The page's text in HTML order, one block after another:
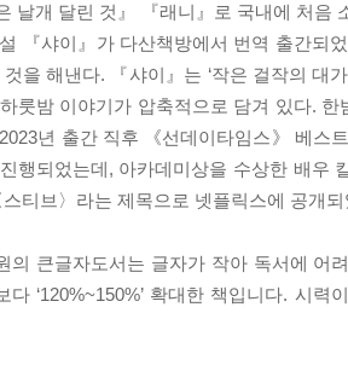
날개 달린 것』 『래니』로 국내에 처
『샤이』가 다산책방에서 번역 출간되
것을 해낸다. 『샤이』는 ‘작은 걸작의 대
룻밤 이야기가 압축적으로 담겨 있다.
년 출간 직후 《선데이타임스》 베스
행되었는데, 아카데미상을 수상한 배우
스티브〉라는 제목으로 넷플릭스에 공개
의 큰글자도서는 글자가 작아 독서에 어
다 ‘120%~150%’ 확대한 책입니다. 시